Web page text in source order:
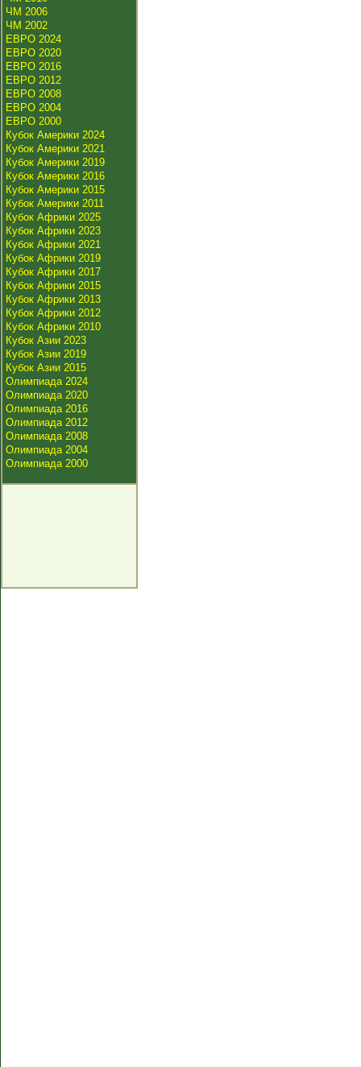
ЧМ 2006
ЧМ 2002
ЕВРО 2024
ЕВРО 2020
ЕВРО 2016
ЕВРО 2012
ЕВРО 2008
ЕВРО 2004
ЕВРО 2000
Кубок Америки 2024
Кубок Америки 2021
Кубок Америки 2019
Кубок Америки 2016
Кубок Америки 2015
Кубок Америки 2011
Кубок Африки 2025
Кубок Африки 2023
Кубок Африки 2021
Кубок Африки 2019
Кубок Африки 2017
Кубок Африки 2015
Кубок Африки 2013
Кубок Африки 2012
Кубок Африки 2010
Кубок Азии 2023
Кубок Азии 2019
Кубок Азии 2015
Олимпиада 2024
Олимпиада 2020
Олимпиада 2016
Олимпиада 2012
Олимпиада 2008
Олимпиада 2004
Олимпиада 2000